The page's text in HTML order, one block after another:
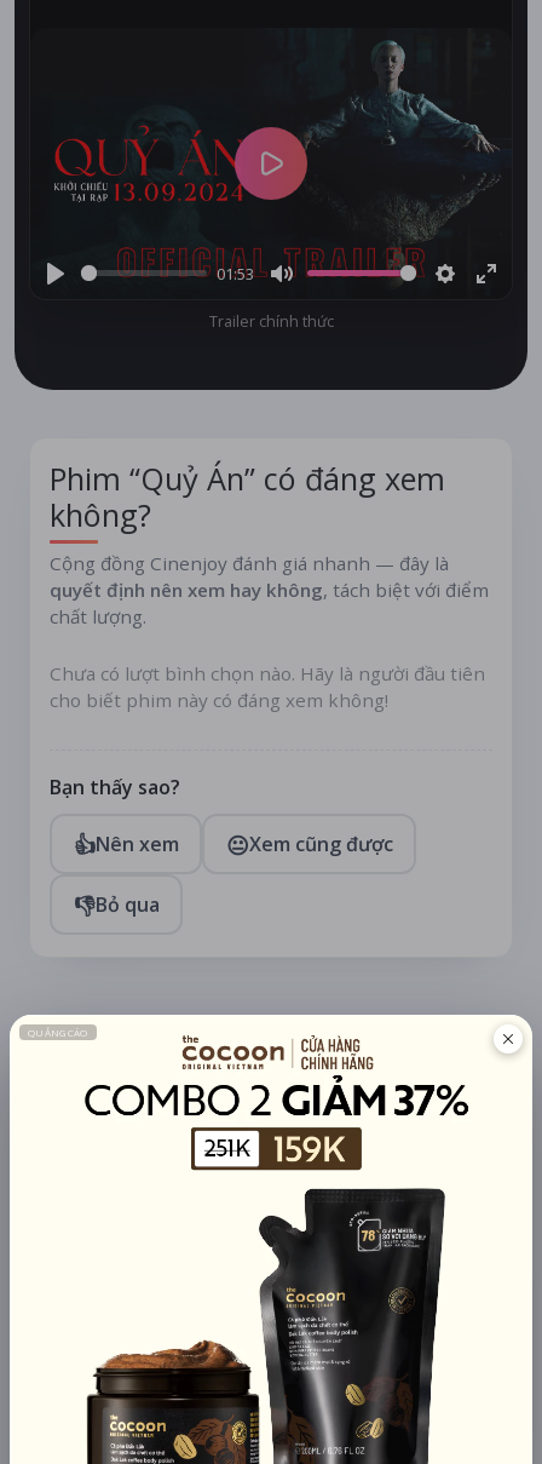
01:53
Play
Trailer chính thức
Phim “Quỷ Án” có đáng xem
không?
Cộng đồng Cinenjoy đánh giá nhanh — đây là
quyết định nên xem hay không, tách biệt với điểm
chất lượng.
Chưa có lượt bình chọn nào. Hãy là người đầu tiên
cho biết phim này có đáng xem không!
Bạn thấy sao?
👍Nên xem 😐Xem cũng được
👎Bỏ qua
Quạt mini GOOJODOQ 4000
mAh di động
Khuyến mãi + free ship
Xem khuyến mãi
LỊCH CHIẾU BÌNH LUẬN ĐÁNH GIÁ